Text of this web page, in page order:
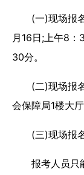
(一)现场报
月16日;上午8：
30分。
(二)现场报
会保障局1楼大
(三)现场报
报考人员只